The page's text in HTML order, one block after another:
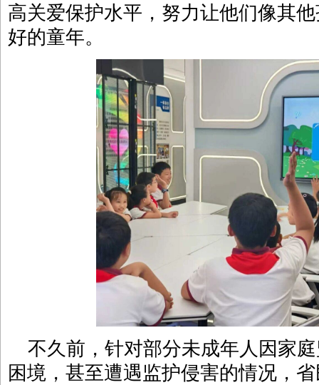
高关爱保护水平，努力让他们像其
好的童年。
不久前，针对部分未成年人因家
困境，甚至遭遇监护侵害的情况，